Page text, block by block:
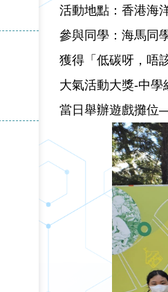
活動地點：香港海
參與同學：海馬同
獲得「低碳呀，唔
大氣活動大獎-中
當日舉辦遊戲攤位